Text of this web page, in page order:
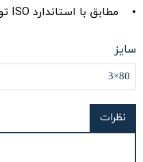
• مطابق با استاندارد ISO تولید می شوند.
سایز
80×3
نظرات